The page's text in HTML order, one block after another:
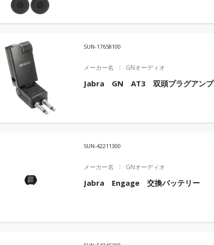
SUN-17658100
Jabra GN AT3 双頭プラグアンプ
メーカー名 GNオーディオ
SUN-42211300
Jabra Engage 交換バッテリー
メーカー名 GNオーディオ